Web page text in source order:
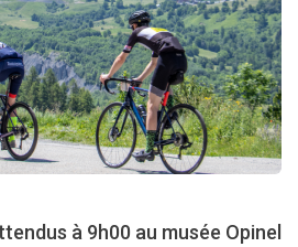
à 9h00 au musée Opinel